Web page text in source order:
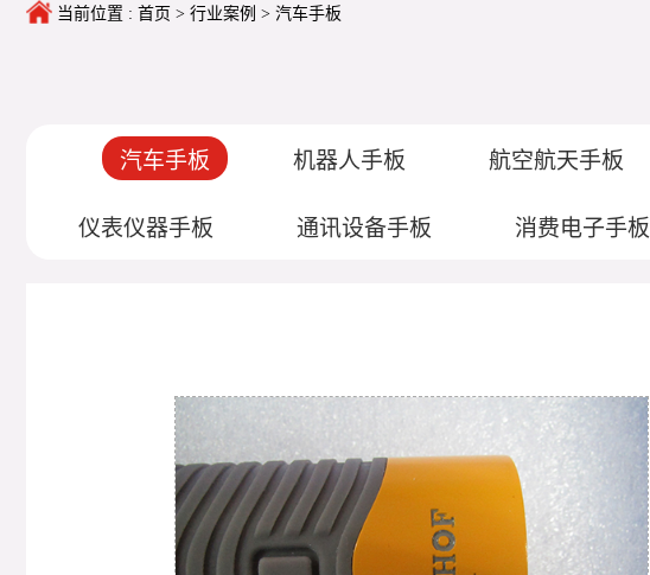
当前位置 : 首页 > 行业案例 > 汽车手板
汽车手板 机器人手板 航空航天手板
仪表仪器手板 通讯设备手板 消费电子手板